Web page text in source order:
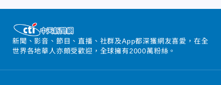
新聞、影音、節目、直播、社群及App都深獲網友喜愛，在全
世界各地華人亦頗受歡迎，全球擁有2000萬粉絲。